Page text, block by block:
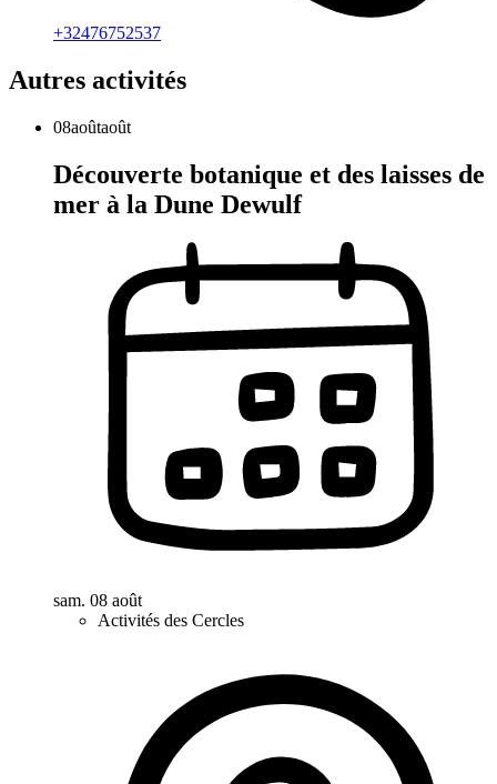
+32476752537
Autres activités
08aoûtaoût
Découverte botanique et des laisses de
mer à la Dune Dewulf
sam. 08 août
Activités des Cercles